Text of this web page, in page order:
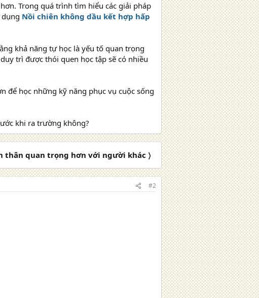
Trong quá trình tìm hiểu các giải pháp
Nồi chiên không dầu kết hợp hấp
khả năng tự học là yếu tố quan trọng
trì được thói quen học tập sẽ có nhiều
để học những kỹ năng phục vụ cuộc sống
khi ra trường không?
thân quan trọng hơn với người khác 〉
#2